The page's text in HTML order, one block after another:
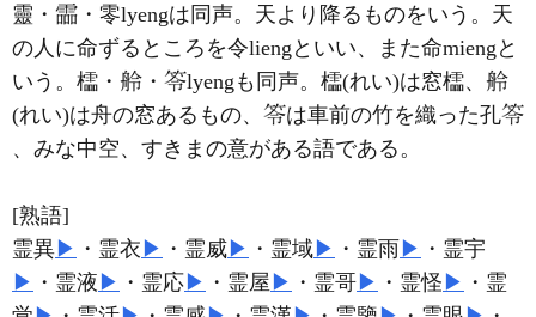
靈・
・零lyengは同声。天より降るものをいう。天
の人に命ずるところを令liengといい、また命miengと
いう。櫺・
・
lyengも同声。櫺(れい)は窓櫺、
(れい)は舟の窓あるもの、
は車前の竹を織った孔
、みな中空、すきまの意がある語である。
[熟語]
霊異▶ ・霊衣 ▶ ・霊威▶ ・霊域▶ ・霊雨▶ ・霊宇
▶ ・霊液 ▶ ・霊応▶ ・霊屋 ▶ ・霊哥▶ ・霊怪 ▶ ・霊